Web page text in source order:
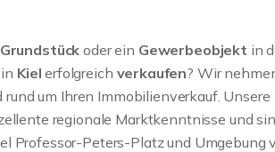
Grundstückoder ein Gewerbeobjekt in
in Kielerfolgreich verkaufen? Wir
um Ihren Immobilienverkauf. Unsere
regionale Marktkenntnisse und
Professor-Peters-Platz und Umgebung